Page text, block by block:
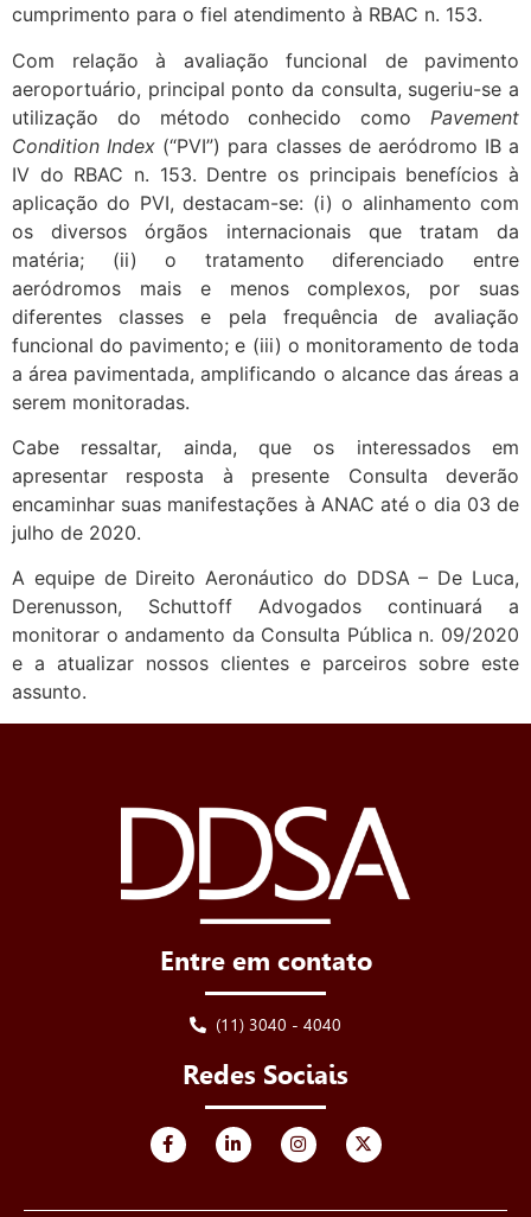
cumprimento para o fiel atendimento à RBAC n. 153.
Com relação à avaliação funcional de pavimento
aeroportuário, principal ponto da consulta, sugeriu-se a
utilização do método conhecido como Pavement
Condition Index (“PVI”) para classes de aeródromo IB a
IV do RBAC n. 153. Dentre os principais benefícios à
aplicação do PVI, destacam-se: (i) o alinhamento com
os diversos órgãos internacionais que tratam da
matéria; (ii) o tratamento diferenciado entre
aeródromos mais e menos complexos, por suas
diferentes classes e pela frequência de avaliação
funcional do pavimento; e (iii) o monitoramento de toda
a área pavimentada, amplificando o alcance das áreas a
serem monitoradas.
Cabe ressaltar, ainda, que os interessados em
apresentar resposta à presente Consulta deverão
encaminhar suas manifestações à ANAC até o dia 03 de
julho de 2020.
A equipe de Direito Aeronáutico do DDSA – De Luca,
Derenusson, Schuttoff Advogados continuará a
monitorar o andamento da Consulta Pública n. 09/2020
e a atualizar nossos clientes e parceiros sobre este
assunto.
Entre em contato
(11) 3040 - 4040
Redes Sociais